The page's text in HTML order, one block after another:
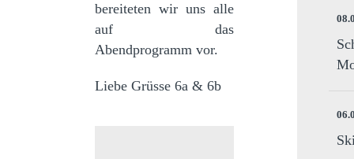
bereiteten wir uns alle
auf das
Abendprogramm vor.
Liebe Grüsse 6a & 6b